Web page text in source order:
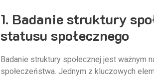
1. Badanie struktury
statusu społecznego
Badanie struktury społecznej jest ważnym
społeczeństwa. Jednym z kluczowych